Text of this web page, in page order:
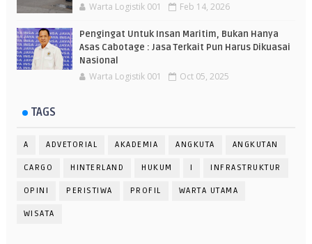
Warta Logistik 001 Feb 14, 2026
Pengingat Untuk Insan Maritim, Bukan Hanya
Asas Cabotage : Jasa Terkait Pun Harus Dikuasai
Nasional
Warta Logistik 001 Oct 05, 2025
TAGS
A ADVETORIAL AKADEMIA ANGKUTA ANGKUTAN
CARGO HINTERLAND HUKUM I INFRASTRUKTUR
OPINI PERISTIWA PROFIL WARTA UTAMA
WISATA